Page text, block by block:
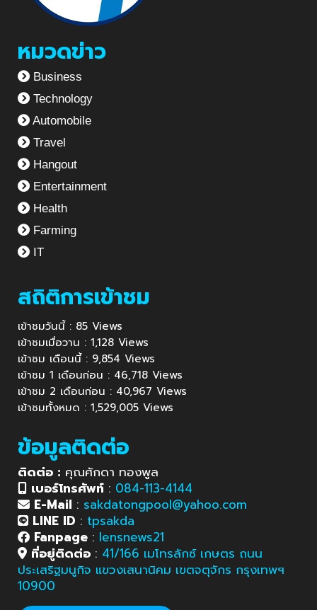
หมวดข่าว
Business
Technology
Automobile
Travel
Hangout
Entertainment
Health
Farming
IT
สถิติการเข้าชม
เข้าชมวันนี้ : 85 Views
เข้าชมเมื่อวาน : 1,128 Views
เข้าชม เดือนนี้ : 9,854 Views
เข้าชม 1 เดือนก่อน : 46,718 Views
เข้าชม 2 เดือนก่อน : 40,967 Views
เข้าชมทั้งหมด : 1,529,005 Views
ข้อมูลติดต่อ
ติดต่อ : คุณศักดา ทองพูล
เบอร์โทรศัพท์ : 084-113-4144
E-Mail : sakdatongpool@yahoo.com
LINE ID : tpsakda
Fanpage : lensnews21
ที่อยู่ติดต่อ : 41/166 เมโทรลักซ์ เกษตร ถนน
ประเสริฐมนูกิจ แขวงเสนานิคม เขตจตุจักร กรุงเทพฯ
10900